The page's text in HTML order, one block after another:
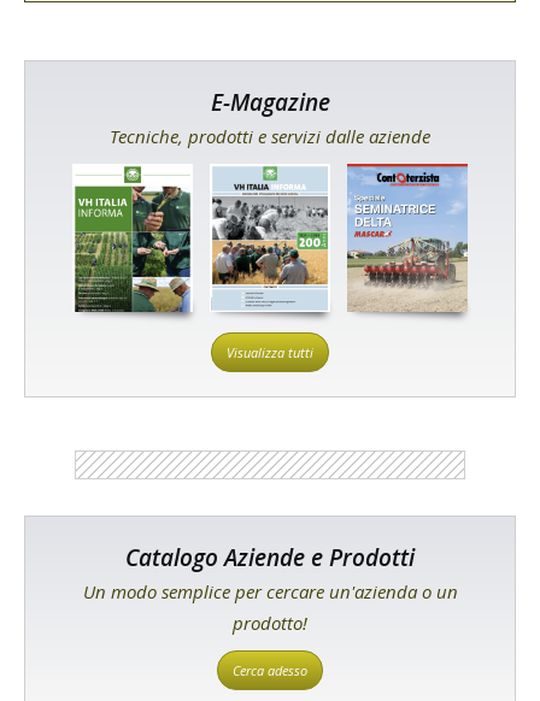
E-Magazine
Tecniche, prodotti e servizi dalle aziende
Visualizza tutti
Catalogo Aziende e Prodotti
Un modo semplice per cercare un'azienda o un
prodotto!
Cerca adesso